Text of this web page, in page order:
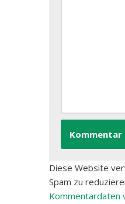
Diese Website
Spam zu
Kommentardaten